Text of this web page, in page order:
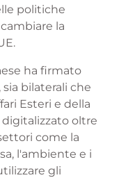
politiche
la
ha firmato
bilaterali che
Esteri e della
oltre
come la
l'ambiente e i
gli